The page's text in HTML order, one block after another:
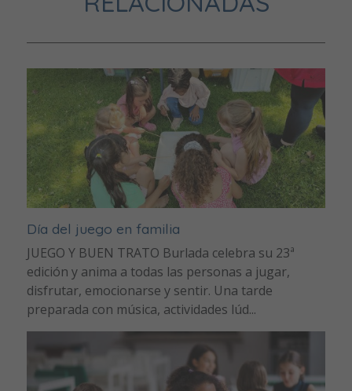
Día del juego en familia
JUEGO Y BUEN TRATO Burlada celebra su 23ª
edición y anima a todas las personas a jugar,
disfrutar, emocionarse y sentir. Una tarde
preparada con música, actividades lúd...